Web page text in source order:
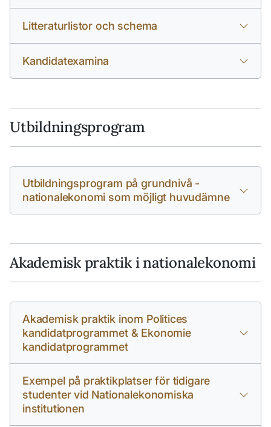
Litteraturlistor och schema
Kandidatexamina
Utbildningsprogram
Utbildningsprogram på grundnivå -
nationalekonomi som möjligt huvudämne
Akademisk praktik i nationalekonomi
Akademisk praktik inom Politices
kandidatprogrammet & Ekonomie
kandidatprogrammet
Exempel på praktikplatser för tidigare
studenter vid Nationalekonomiska
institutionen